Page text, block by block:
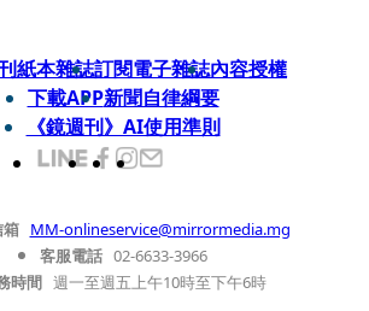
紙本雜誌訂閱電子雜誌內容授權
下載APP新聞自律綱要
《鏡週刊》AI使用準則
MM-onlineservice@mirrormedia.mg
客服電話 02-6633-3966
時間 週一至週五上午10時至下午6時